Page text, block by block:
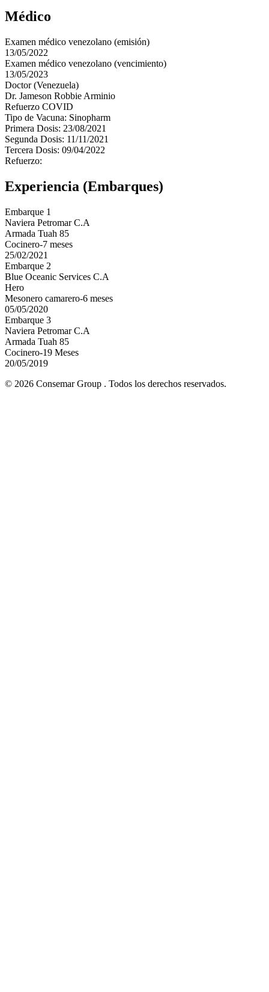
Médico
Examen médico venezolano (emisión)
13/05/2022
Examen médico venezolano (vencimiento)
13/05/2023
Doctor (Venezuela)
Dr. Jameson Robbie Arminio
Refuerzo COVID
Tipo de Vacuna: Sinopharm
Primera Dosis: 23/08/2021
Segunda Dosis: 11/11/2021
Tercera Dosis: 09/04/2022
Refuerzo:
Experiencia (Embarques)
Embarque 1
Naviera Petromar C.A
Armada Tuah 85
Cocinero-7 meses
25/02/2021
Embarque 2
Blue Oceanic Services C.A
Hero
Mesonero camarero-6 meses
05/05/2020
Embarque 3
Naviera Petromar C.A
Armada Tuah 85
Cocinero-19 Meses
20/05/2019
© 2026 Consemar Group . Todos los derechos reservados.